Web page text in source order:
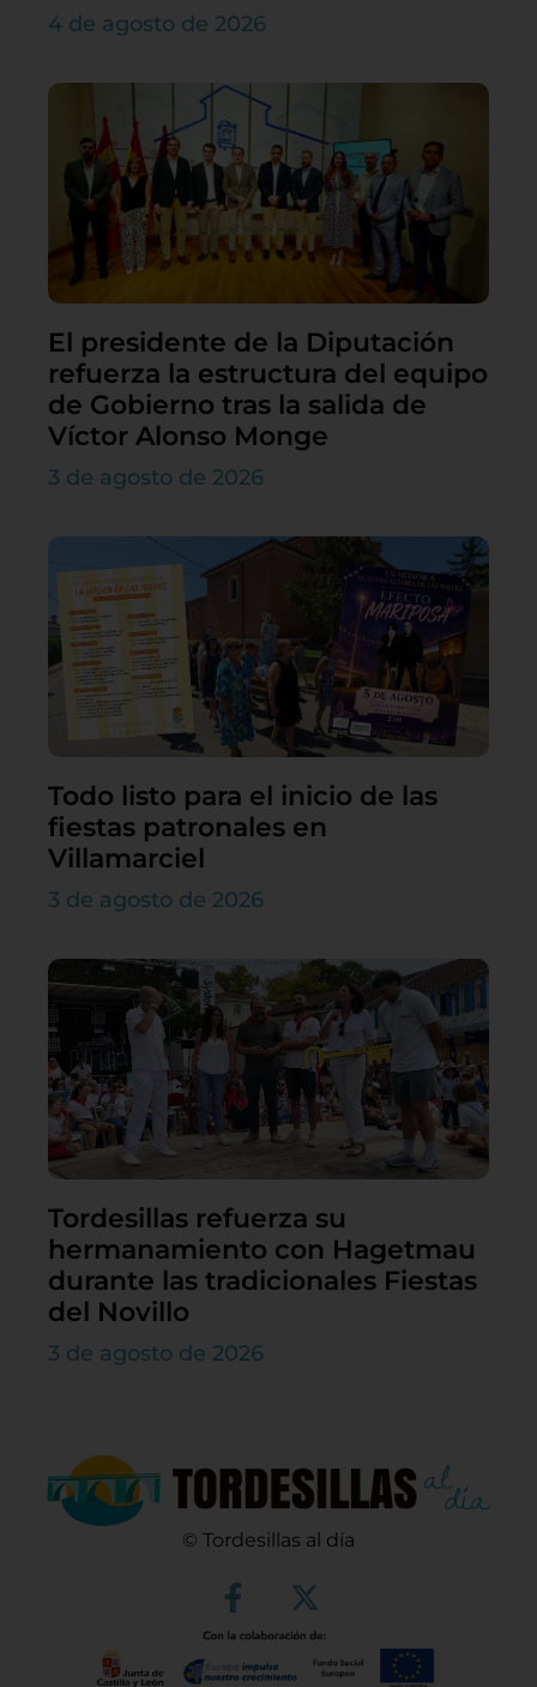
4 de agosto de 2026
El presidente de la Diputación
refuerza la estructura del equipo
de Gobierno tras la salida de
Víctor Alonso Monge
3 de agosto de 2026
Todo listo para el inicio de las
fiestas patronales en
Villamarciel
3 de agosto de 2026
Tordesillas refuerza su
hermanamiento con Hagetmau
durante las tradicionales Fiestas
del Novillo
3 de agosto de 2026
© Tordesillas al día